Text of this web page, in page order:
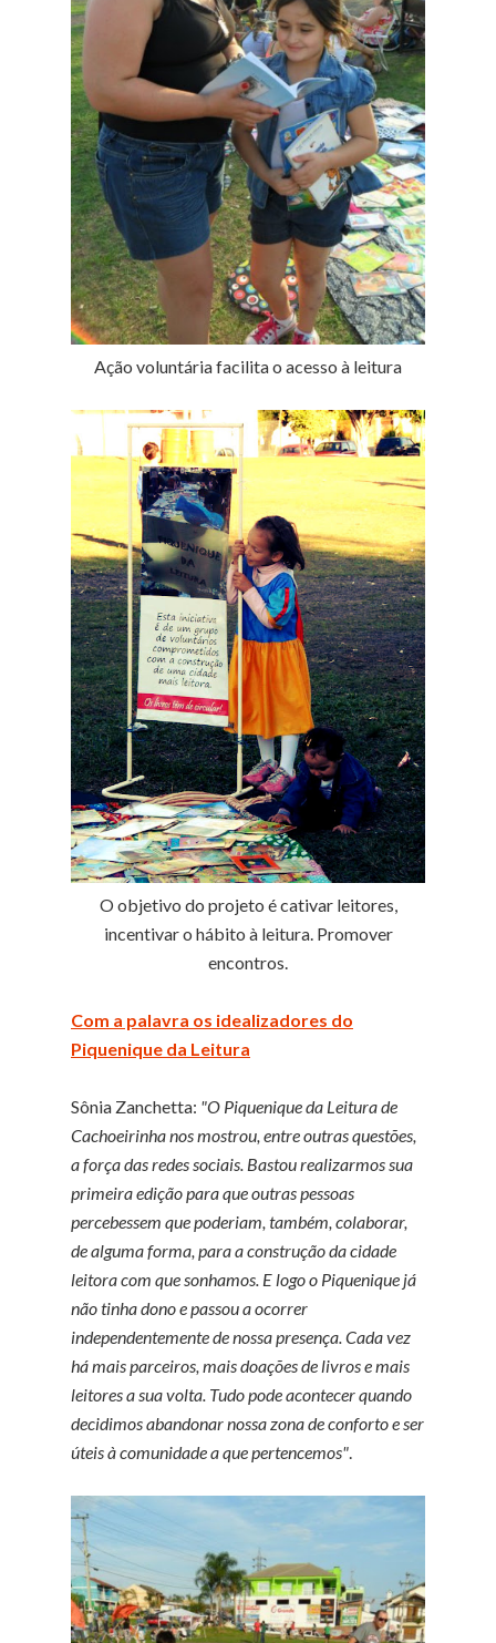
Ação voluntária facilita o acesso à leitura
O objetivo do projeto é cativar leitores,
incentivar o hábito à leitura. Promover
encontros.
Com a palavra os idealizadores do
Piquenique da Leitura
Sônia Zanchetta: "O Piquenique da Leitura de
Cachoeirinha nos mostrou, entre outras questões,
a força das redes sociais. Bastou realizarmos sua
primeira edição para que outras pessoas
percebessem que poderiam, também, colaborar,
de alguma forma, para a construção da cidade
leitora com que sonhamos. E logo o Piquenique já
não tinha dono e passou a ocorrer
independentemente de nossa presença. Cada vez
há mais parceiros, mais doações de livros e mais
leitores a sua volta. Tudo pode acontecer quando
decidimos abandonar nossa zona de conforto e ser
úteis à comunidade a que pertencemos"